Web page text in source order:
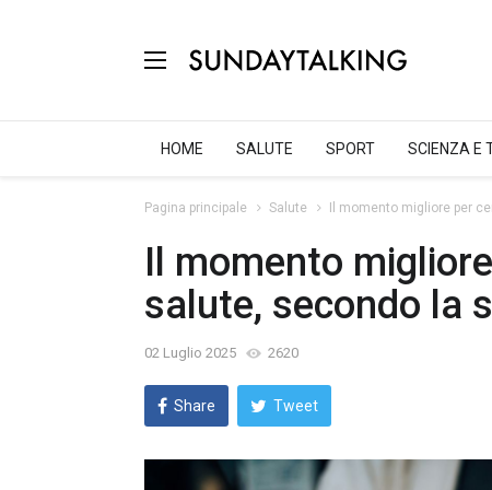
HOME SALUTE SPORT SCIENZA E
Pagina principale Salute Il momento migliore per
Il momento
salute, secondo la
02 Luglio 2025 2620
Share Tweet